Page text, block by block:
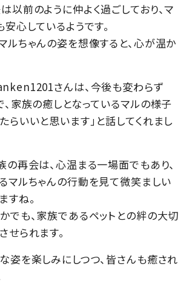
以前のように仲よく過ごしており、マ
心しているようです。
ルちゃんの姿を想像すると、心が温か
さんは、今後も変わらず
、家族の癒しとなっているマルの様子
らいいと思います」と話してくれまし
の再会は、心温まる一場面でもあり、
マルちゃんの行動を見て微笑ましい
すね。
でも、家族であるペットとの絆の大切
せられます。
姿を楽しみにしつつ、皆さんも癒され